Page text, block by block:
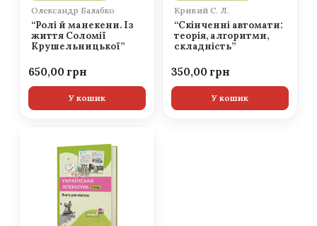
Олександр Балабко
“Ролі й манекени. Із
життя Соломії
Крушельницької”
650,00
У кошик
Кривий С. Л.
“Скінченні автомати:
теорія, алгоритми,
складність”
350,00
У кошик